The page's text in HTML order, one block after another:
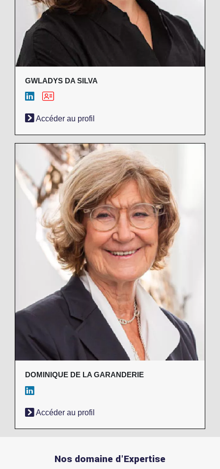
GWLADYS DA SILVA
Accéder au profil
DOMINIQUE DE LA GARANDERIE
Accéder au profil
Nos domaine d'Expertise